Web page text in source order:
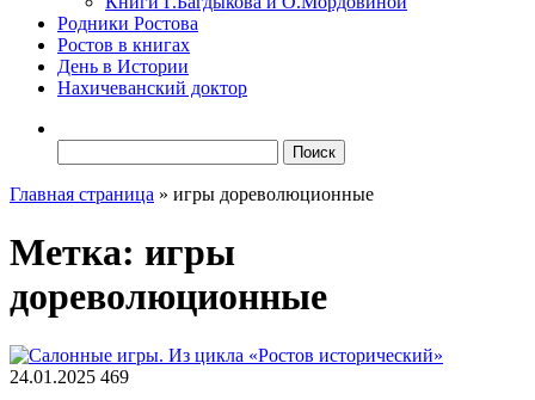
Родники Ростова
Ростов в книгах
День в Истории
Нахичеванский доктор
Главная страница » игры дореволюционные
Метка: игры
дореволюционные
24.01.2025 469